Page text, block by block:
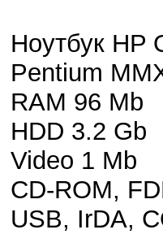
Ноутбук HP
Pentium
RAM 96 Mb
HDD 3.2 Gb
Video 1 Mb
CD-ROM,
USB, IrDA,